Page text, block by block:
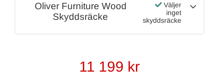
Oliver Furniture Wood
Skyddsräcke
Väljer
inget
skyddsräcke
11 199 kr